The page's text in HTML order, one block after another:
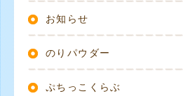
お知らせ
のりパウダー
ぷちっこくらぶ